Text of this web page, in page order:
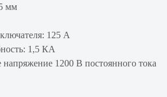
мм
125 А
1,5 КА
1200 В постоянного тока